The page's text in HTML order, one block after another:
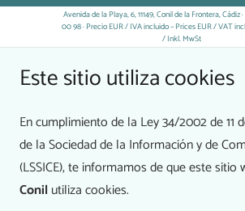
Avenida de la Playa, 6, 11149, Conil de la Frontera, Cádiz
00 98 · Precio EUR / IVA incluido – Prices EUR / VAT
/ Inkl. MwSt
Este sitio utiliza cookies
En cumplimiento de la Ley 34/2002 de 11
de la Sociedad de la Información y de
(LSSICE), te informamos de que este sitio
Conil utiliza cookies.